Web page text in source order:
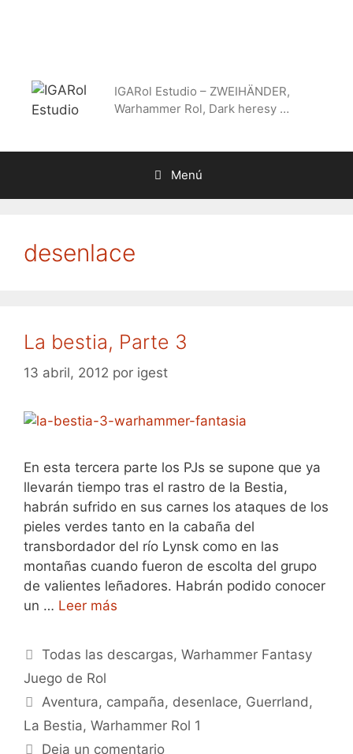
IGARol Estudio – ZWEIHÄNDER,
Warhammer Rol, Dark heresy …
Menú
desenlace
La bestia, Parte 3
13 abril, 2012 por igest
En esta tercera parte los PJs se supone que ya
llevarán tiempo tras el rastro de la Bestia,
habrán sufrido en sus carnes los ataques de los
pieles verdes tanto en la cabaña del
transbordador del río Lynsk como en las
montañas cuando fueron de escolta del grupo
de valientes leñadores. Habrán podido conocer
un … Leer más
Categorías
Todas las descargas,Warhammer Fantasy
Juego de Rol
Etiquetas
Aventura, campaña, desenlace, Guerrland ,
La Bestia, Warhammer Rol 1
Deja un comentario